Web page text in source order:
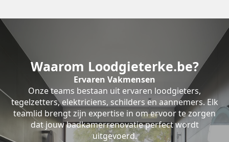
Waarom Loodgieterke.be?
Ervaren Vakmensen
Onze teams bestaan uit ervaren loodgieters,
tegelzetters, elektriciens, schilders en aannemers. Elk
teamlid brengt zijn expertise in om ervoor te zorgen
dat jouw badkamerrenovatie perfect wordt
uitgevoerd.